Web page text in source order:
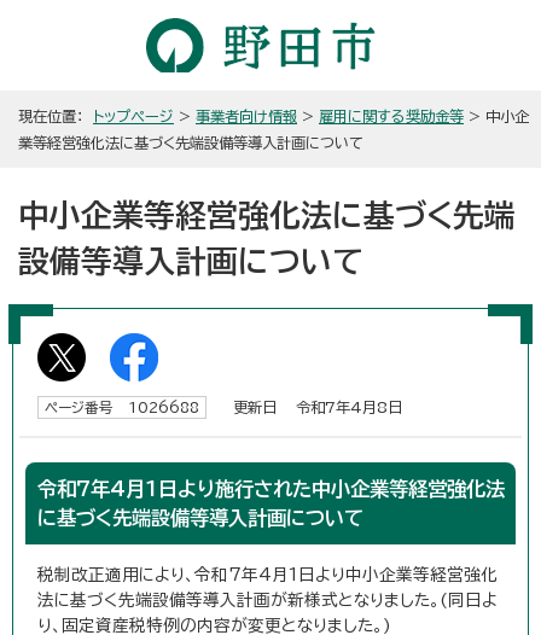
現在位置： トップページ > 事業者向け情報 > 雇用に関する奨励金等 > 中小企
業等経営強化法に基づく先端設備等導入計画について
中小企業等経営強化法に基づく先端
設備等導入計画について
ページ番号 1026688 更新日 令和7年4月8日
令和7年4月1日より施行された中小企業等経営強化法
に基づく先端設備等導入計画について
税制改正適用により、令和7年4月1日より中小企業等経営強化
法に基づく先端設備等導入計画が新様式となりました。(同日よ
り、固定資産税特例の内容が変更となりました。)